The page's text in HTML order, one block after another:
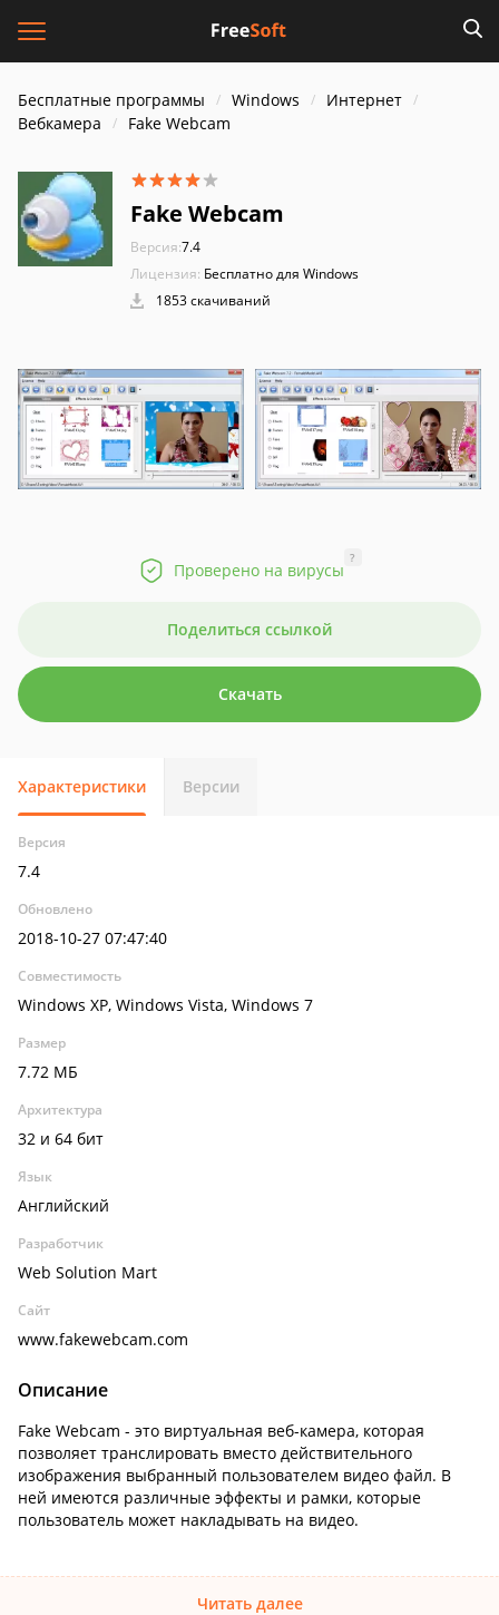
Бесплатные программы Windows
Интернет
Вебкамера
Fake Webcam
Fake Webcam
Версия:7.4
Лицензия: Бесплатно для Windows
1853 скачиваний
Проверено на вирусы
?
Поделиться ссылкой
Скачать
Характеристики Версии
Версия
7.4
Обновлено
2018-10-27 07:47:40
Совместимость
Windows XP, Windows Vista, Windows 7
Размер
7.72 МБ
Архитектура
32 и 64 бит
Язык
Английский
Разработчик
Web Solution Mart
Сайт
www.fakewebcam.com
Описание
Fake Webcam - это виртуальная веб-камера, которая
позволяет транслировать вместо действительного
изображения выбранный пользователем видео файл. В
ней имеются различные эффекты и рамки, которые
пользователь может накладывать на видео.
Читать далее